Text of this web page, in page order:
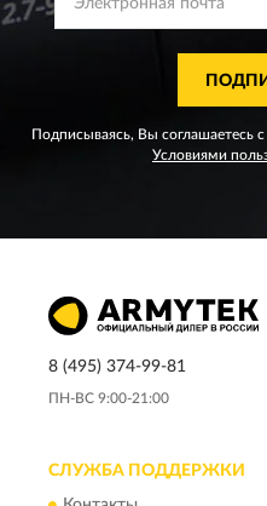
Подписываясь, Вы соглашаетесь с
Условиями
8 (495) 374-99-81
ПН-ВС 9:00-21:00
СЛУЖБА ПОДДЕРЖКИ